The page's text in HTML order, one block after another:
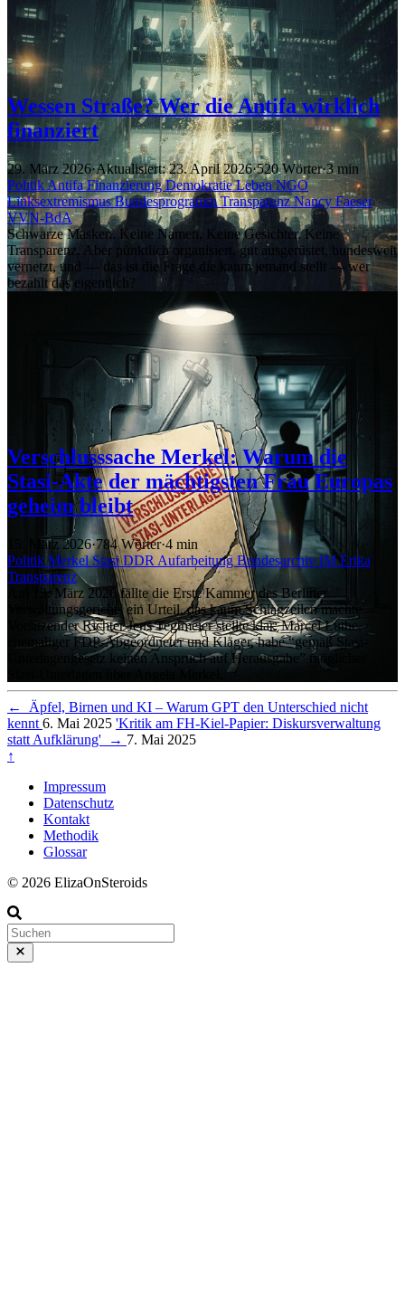
Wessen Straße? Wer die Antifa wirklich
finanziert
29. März 2026·Aktualisiert: 23. April 2026·520 Wörter·3 min
Politik AntifaFinanzierungDemokratie LebenNGO
LinksextremismusBundesprogrammTransparenzNancy Faeser
VVN-BdA
Schwarze Masken. Keine Namen. Keine Gesichter. Keine
Transparenz. Aber pünktlich organisiert, gut ausgerüstet, bundesweit
vernetzt, und — das ist die Frage die kaum jemand stellt — wer
bezahlt das eigentlich?
Verschlusssache Merkel: Warum die
Stasi-Akte der mächtigsten Frau Europas
geheim bleibt
15. März 2026·784 Wörter·4 min
Politik MerkelStasiDDR AufarbeitungBundesarchivIM Erika
Transparenz
Am 13. März 2026 fällte die Erste Kammer des Berliner
Verwaltungsgerichts ein Urteil, das kaum Schlagzeilen machte.
Vorsitzender Richter Jens Tegtmeier stellte klar: Marcel Luthe,
ehemaliger FDP-Abgeordneter und Kläger, habe “gemäß Stasi-
Unterlagengesetz keinen Anspruch auf Herausgabe” möglicher
←
Äpfel, Birnen und KI – Warum GPT den Unterschied nicht
kennt 6. Mai 2025 'Kritik am FH-Kiel-Papier: Diskursverwaltung
statt Aufklärung'
→ 7. Mai 2025
↑
Impressum
Datenschutz
Kontakt
Methodik
Glossar
© 2026 ElizaOnSteroids